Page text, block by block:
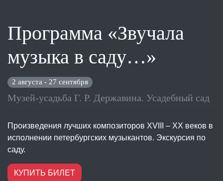
Программа «Звучала
музыка в саду…»
2 августа - 27 сентября
Музей-усадьба Г. Р. Державина. Усадебный сад
Произведения лучших композиторов XVIII – XX веков в
исполнении петербургских музыкантов. Экскурсия по
саду.
КУПИТЬ БИЛЕТ